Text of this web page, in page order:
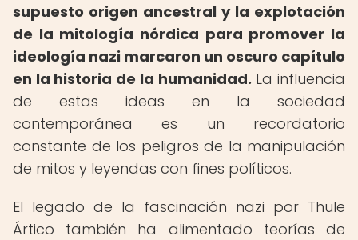
supuesto origen ancestral y la explotación
de la mitología nórdica para promover la
ideología nazi marcaron un oscuro capítulo
en la historia de la humanidad. La influencia
de estas ideas en la sociedad
contemporánea es un recordatorio
constante de los peligros de la manipulación
de mitos y leyendas con fines políticos.
El legado de la fascinación nazi por Thule
Ártico también ha alimentado teorías de